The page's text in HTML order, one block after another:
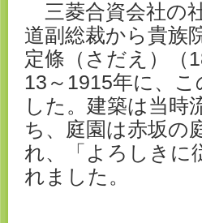
三菱合資会社の
道副総裁から貴族
定條（さだえ）（
13～1915年に、
した。建築は当時
ち、庭園は赤坂の
れ、「よろしきに
れました。